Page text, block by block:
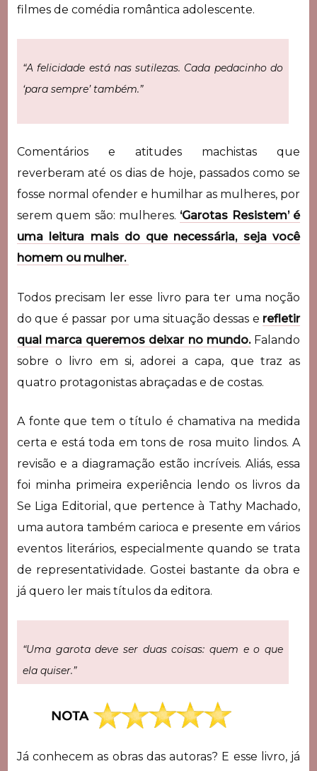
filmes de comédia romântica adolescente.
“A felicidade está nas sutilezas. Cada pedacinho do
‘para sempre’ também.”
Comentários e atitudes machistas que
reverberam até os dias de hoje, passados como se
fosse normal ofender e humilhar as mulheres, por
serem quem são: mulheres. ‘Garotas Resistem’ é
uma leitura mais do que necessária, seja você
homem ou mulher.
Todos precisam ler esse livro para ter uma noção
do que é passar por uma situação dessas e refletir
qual marca queremos deixar no mundo.Falando
sobre o livro em si, adorei a capa, que traz as
quatro protagonistas abraçadas e de costas.
A fonte que tem o título é chamativa na medida
certa e está toda em tons de rosa muito lindos. A
revisão e a diagramação estão incríveis. Aliás, essa
foi minha primeira experiência lendo os livros da
Se Liga Editorial, que pertence à Tathy Machado,
uma autora também carioca e presente em vários
eventos literários, especialmente quando se trata
de representatividade. Gostei bastante da obra e
já quero ler mais títulos da editora.
“Uma garota deve ser duas coisas: quem e o que
ela quiser.”
Já conhecem as obras das autoras? E esse livro, já